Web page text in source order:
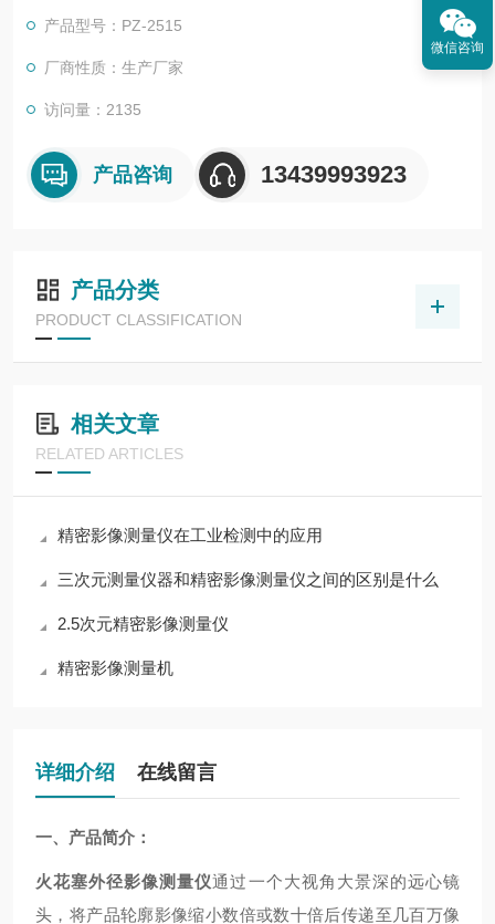
动捕捉、自动成图、自动去毛边等功能，减少了人为误差。相关
测绘功能：相交、距离、镜像、夹角、点圆相切、两圆相切等。
标注尺寸：可在实时影像中标注工件表面的任意几何尺寸，不同
产品型号：PZ-2515
厂商性质：生产厂家
访问量：2135
产品咨询 13439993923
产品分类
PRODUCT CLASSIFICATION
相关文章
RELATED ARTICLES
精密影像测量仪在工业检测中的应用
三次元测量仪器和精密影像测量仪之间的区别是什么
2.5次元精密影像测量仪
精密影像测量机
详细介绍 在线留言
一、产品简介：
火花塞外径影像测量仪通过一个大视角大景深的远心镜
头，将产品轮廓影像缩小数倍或数十倍后传递至几百万像
微信咨询